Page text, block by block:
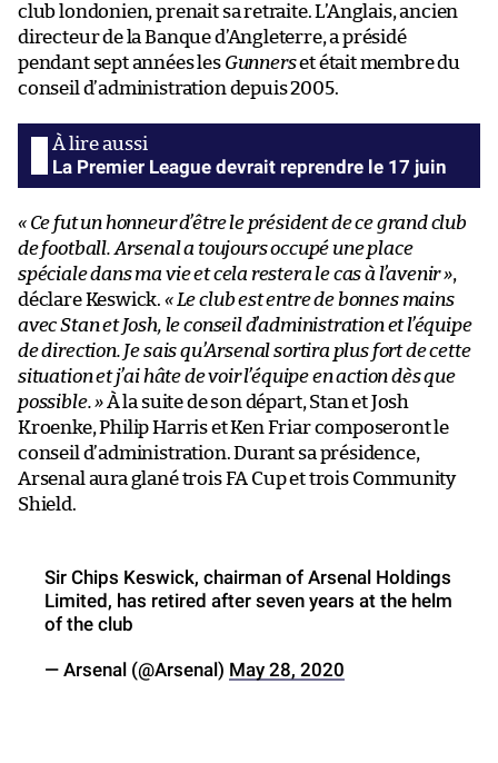
club londonien, prenait sa retraite. L’Anglais, ancien
directeur de la Banque d’Angleterre, a présidé
pendant sept années les Gunnerset était membre du
conseil d’administration depuis 2005.
La Premier League devrait reprendre le 17 juin
« Ce fut un honneur d’être le président de ce grand club
de football. Arsenal a toujours occupé une place
spéciale dans ma vie et cela restera le cas à l’avenir »,
déclare Keswick. « Le club est entre de bonnes mains
avec Stan et Josh, le conseil d’administration et l’équipe
de direction. Je sais qu’Arsenal sortira plus fort de cette
situation et j’ai hâte de voir l’équipe en action dès que
possible. »À la suite de son départ, Stan et Josh
Kroenke, Philip Harris et Ken Friar composeront le
conseil d’administration. Durant sa présidence,
Arsenal aura glané trois FA Cup et trois Community
Shield.
Sir Chips Keswick, chairman of Arsenal Holdings
Limited, has retired after seven years at the helm
of the club
— Arsenal (@Arsenal) May 28, 2020